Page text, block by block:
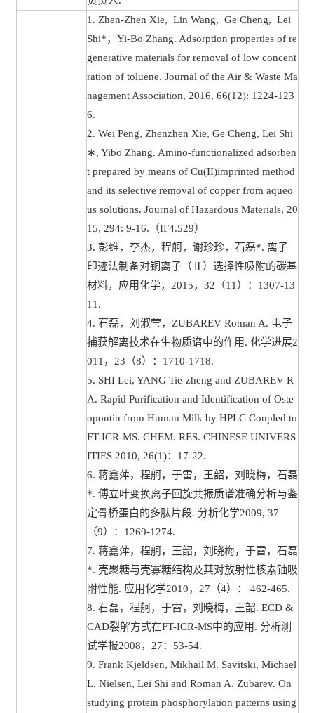
1. Zhen-Zhen Xie, Lin Wang, Ge Cheng, Lei
Shi*，Yi-Bo Zhang. Adsorption properties of re
generative materials for removal of low concent
ration of toluene. Journal of the Air & Waste Ma
nagement Association, 2016, 66(12): 1224-123
6.
2. Wei Peng, Zhenzhen Xie, Ge Cheng, Lei Shi
∗, Yibo Zhang. Amino-functionalized adsorben
t prepared by means of Cu(II)imprinted method
and its selective removal of copper from aqueo
us solutions. Journal of Hazardous Materials, 20
15, 294: 9-16.（IF4.529）
3. 彭维，李杰，程舸，谢珍珍，石磊*. 离子
印迹法制备对铜离子（Ⅱ）选择性吸附的碳基
材料，应用化学，2015，32（11）：1307-13
11.
4. 石磊，刘淑莹，ZUBAREV Roman A. 电子
捕获解离技术在生物质谱中的作用. 化学进展2
011，23（8）：1710-1718.
5. SHI Lei, YANG Tie-zheng and ZUBAREV R
A. Rapid Purification and Identification of Oste
opontin from Human Milk by HPLC Coupled to
FT-ICR-MS. CHEM. RES. CHINESE UNIVERS
ITIES 2010, 26(1)：17-22.
6. 蒋鑫萍，程舸，于雷，王韶，刘晓梅，石磊
*. 傅立叶变换离子回旋共振质谱准确分析与鉴
定骨桥蛋白的多肽片段. 分析化学2009, 37
（9）：1269-1274.
7. 蒋鑫萍，程舸，王韶，刘晓梅，于雷，石磊
*. 壳聚糖与壳寡糖结构及其对放射性核素铀吸
附性能. 应用化学2010，27（4）： 462-465.
8. 石磊，程舸，于雷，刘晓梅，王韶. ECD &
CAD裂解方式在FT-ICR-MS中的应用. 分析测
试学报2008，27：53-54.
9. Frank Kjeldsen, Mikhail M. Savitski, Michael
L. Nielsen, Lei Shi and Roman A. Zubarev. On
studying protein phosphorylation patterns using